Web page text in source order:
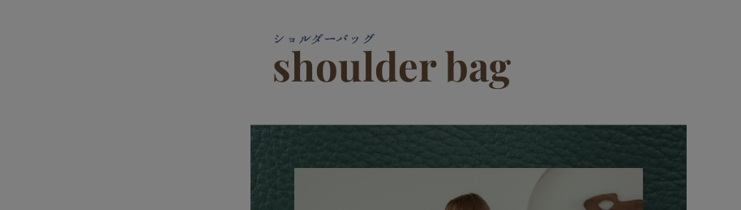
ショルダーバッグ
shoulder bag